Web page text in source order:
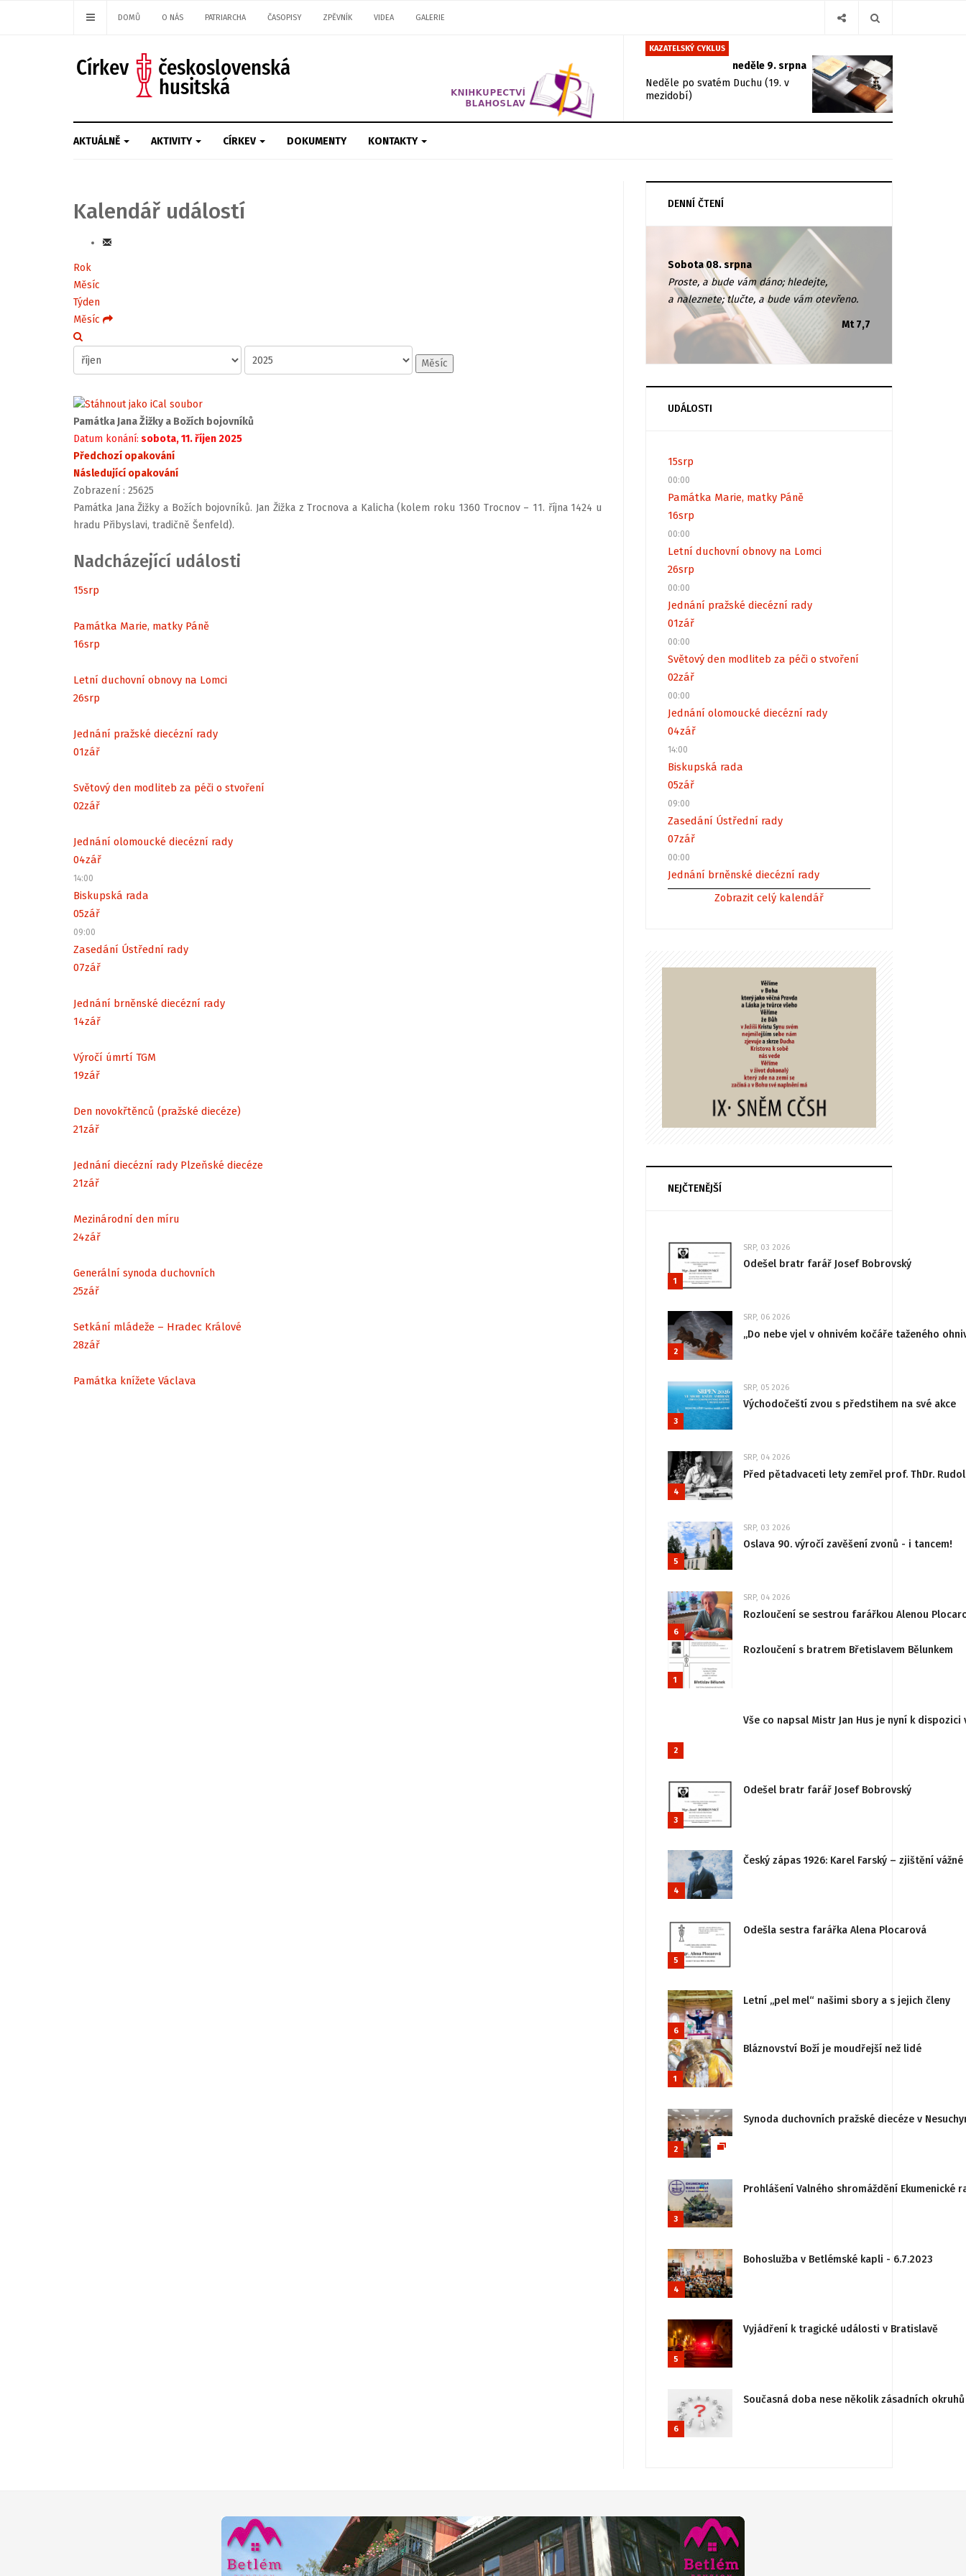
DOMŮ O NÁS PATRIARCHA ČASOPISY ZPĚVNÍK VIDEA GALERIE
KAZATELSKÝ CYKLUS
neděle 9. srpna
Neděle po svatém Duchu (19. v
mezidobí)
AKTUÁLNĚ AKTIVITY CÍRKEV DOKUMENTY KONTAKTY
Kalendář událostí
Rok
Měsíc
Týden
Měsíc
Měsíc
Památka Jana Žižky a Božích bojovníků
Datum konání: sobota, 11. říjen 2025
Předchozí opakování
Následující opakování
Zobrazení : 25625
Památka Jana Žižky a Božích bojovníků. Jan Žižka z Trocnova a Kalicha (kolem roku 1360 Trocnov – 11. října 1424 u
hradu Přibyslavi, tradičně Šenfeld).
Nadcházející události
15srp
Památka Marie, matky Páně
16srp
Letní duchovní obnovy na Lomci
26srp
Jednání pražské diecézní rady
01zář
Světový den modliteb za péči o stvoření
02zář
Jednání olomoucké diecézní rady
04zář
14:00
Biskupská rada
05zář
09:00
Zasedání Ústřední rady
07zář
Jednání brněnské diecézní rady
14zář
Výročí úmrtí TGM
19zář
Den novokřtěnců (pražské diecéze)
21zář
Jednání diecézní rady Plzeňské diecéze
21zář
Mezinárodní den míru
24zář
Generální synoda duchovních
25zář
Setkání mládeže – Hradec Králové
28zář
Památka knížete Václava
DENNÍ ČTENÍ
Sobota 08. srpna
Proste, a bude vám dáno; hledejte,
a naleznete; tlučte, a bude vám otevřeno.
Mt 7,7
UDÁLOSTI
15srp
00:00
Památka Marie, matky Páně
16srp
00:00
Letní duchovní obnovy na Lomci
26srp
00:00
Jednání pražské diecézní rady
01zář
00:00
Světový den modliteb za péči o stvoření
02zář
00:00
Jednání olomoucké diecézní rady
04zář
14:00
Biskupská rada
05zář
09:00
Zasedání Ústřední rady
07zář
00:00
Jednání brněnské diecézní rady
Zobrazit celý kalendář
NEJČTENĚJŠÍ
1
SRP, 03 2026
Odešel bratr farář Josef Bobrovský
2
SRP, 06 2026
„Do nebe vjel v ohnivém kočáře taženého
3
SRP, 05 2026
Východočeští zvou s předstihem na své akce
4
SRP, 04 2026
Před pětadvaceti lety zemřel prof. ThDr.
5
SRP, 03 2026
Oslava 90. výročí zavěšení zvonů - i tancem!
6
SRP, 04 2026
Rozloučení se sestrou farářkou Alenou
1
Rozloučení s bratrem Břetislavem Bělunkem
2
Vše co napsal Mistr Jan Hus je nyní k
3
Odešel bratr farář Josef Bobrovský
4
Český zápas 1926: Karel Farský – zjištění
5
Odešla sestra farářka Alena Plocarová
6
Letní „pel mel“ našimi sbory a s jejich členy
1
Bláznovství Boží je moudřejší než lidé
2
Synoda duchovních pražské diecéze v
3
Prohlášení Valného shromáždění
4
Bohoslužba v Betlémské kapli - 6.7.2023
5
Vyjádření k tragické události v Bratislavě
6
Současná doba nese několik zásadních